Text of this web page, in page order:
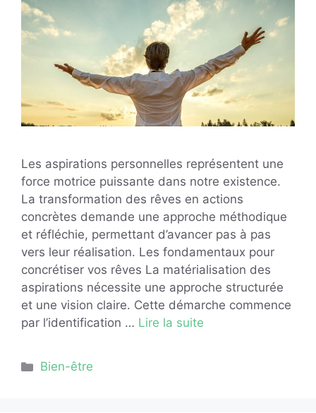
Les aspirations personnelles représentent une
force motrice puissante dans notre existence.
La transformation des rêves en actions
concrètes demande une approche méthodique
et réfléchie, permettant d’avancer pas à pas
vers leur réalisation. Les fondamentaux pour
concrétiser vos rêves La matérialisation des
aspirations nécessite une approche structurée
et une vision claire. Cette démarche commence
par l’identification … Lire la suite
Catégories
Bien-être